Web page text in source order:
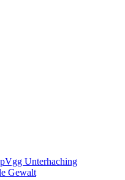
Unterhaching
Gewalt